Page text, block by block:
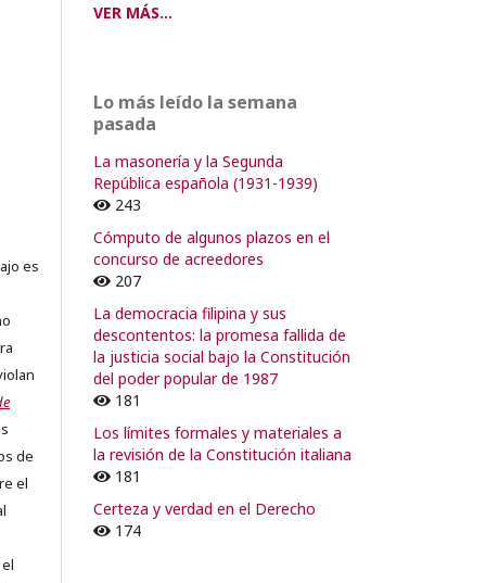
es
de
el
VER MÁS...
Lo más leído la semana
pasada
La masonería y la Segunda
República española (1931-1939)
243
Cómputo de algunos plazos en el
concurso de acreedores
207
La democracia filipina y sus
descontentos: la promesa fallida de
la justicia social bajo la Constitución
del poder popular de 1987
181
Los límites formales y materiales a
la revisión de la Constitución italiana
181
Certeza y verdad en el Derecho
174